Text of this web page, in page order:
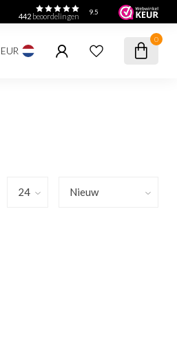
442beoordelingen
9.5
EUR
0